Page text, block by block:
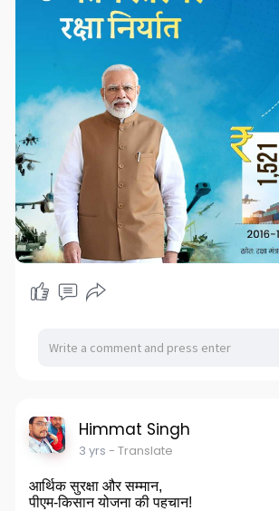
Himmat Singh
3 yrs - Translate
आर्थिक सुरक्षा और सम्मान,
पीएम-किसान योजना की पहचान!